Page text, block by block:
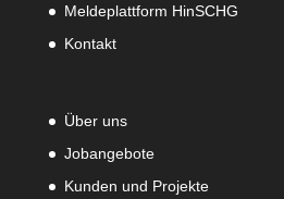
Meldeplattform HinSCHG
Kontakt
Über uns
Jobangebote
Kunden und Projekte